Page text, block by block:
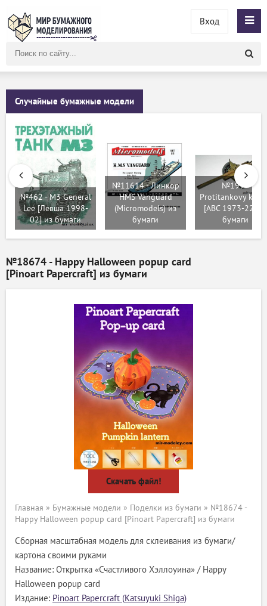
сайту
Вход
Случайные бумажные модели
№462 - M3 General
Lee [Левша 1998-
02] из бумаги
№11614 - Линкор
HMS Vanguard
(Micromodels) из
бумаги
№199 -
Protitankovy
[ABC 1973-22] из
бумаги
№18674 - Happy Halloween popup card
[Pinoart Papercraft] из бумаги
Скачать файл!
Главная » Бумажные модели » Поделки из бумаги » №18674 -
Happy Halloween popup card [Pinoart Papercraft] из бумаги
Сборная масштабная модель для склеивания из бумаги/
картона своими руками
Название: Открытка «Счастливого Хэллоуина» / Happy
Halloween popup card
Издание: Pinoart Papercraft (Katsuyuki Shiga)